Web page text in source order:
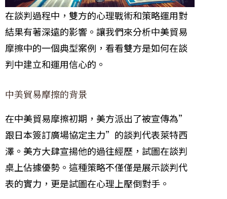
在談判過程中，雙方的心理戰術和策略運用對
結果有著深遠的影響。讓我們來分析中美貿易
摩擦中的一個典型案例，看看雙方是如何在談
判中建立和運用信心的。
中美貿易摩擦的背景
在中美貿易摩擦初期，美方派出了被宣傳為”
跟日本簽訂廣場協定主力”的談判代表萊特西
澤。美方大肆宣揚他的過往經歷，試圖在談判
桌上佔據優勢。這種策略不僅僅是展示談判代
表的實力，更是試圖在心理上壓倒對手。